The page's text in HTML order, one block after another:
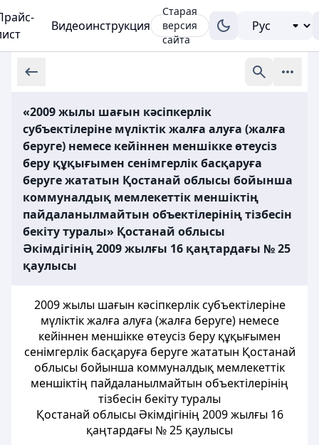
Видеоинструкция
Старая
версия
сайта
«2009 жылы шағын кәсіпкерлік
субъектілеріне мүліктік жалға алуға (жалға
беруге) немесе кейіннен меншікке өтеусіз
беру құқығымен сенімгерлік басқаруға
беруге жататын Қостанай облысы бойынша
коммуналдық мемлекеттік меншіктің
пайдаланылмайтын объектілерінің тізбесін
бекіту туралы» Қостанай облысы
Әкімдігінің 2009 жылғы 16 қаңтардағы № 25
қаулысы
2009 жылы шағын кәсiпкерлiк субъектiлерiне
мүліктік жалға алуға (жалға беруге) немесе
кейiннен меншiкке өтеусіз беру құқығымен
сенiмгерлік басқаруға беруге жататын Қостанай
облысы бойынша коммуналдық мемлекеттік
меншіктің пайдаланылмайтын объектiлерінің
тізбесін бекіту туралы
Қостанай облысы Әкімдігінің 2009 жылғы 16
қаңтардағы № 25 қаулысы